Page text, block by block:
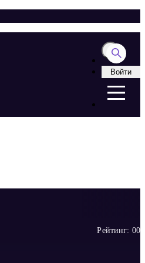
Войти
Рейтинг: 00